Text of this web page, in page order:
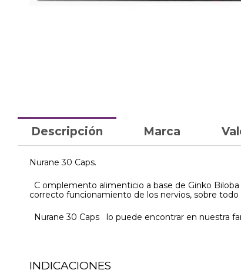
Descripción Marca
Nurane 30 Caps.
C omplemento alimenticio a base de Ginko
correcto funcionamiento de los nervios, sobre todo
Nurane 30 Caps lo puede encontrar en nuestra
INDICACIONES